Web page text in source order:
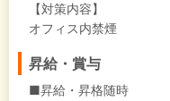
【対策内容】
オフィス内禁煙
昇給・賞与
■昇給・昇格随時